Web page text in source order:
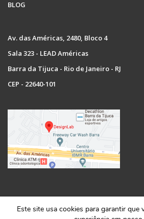
BLOG
Av. das Américas, 2480, Bloco 4
Sala 323 - LEAD Américas
Barra da Tijuca - Rio de Janeiro - RJ
CEP - 22640-101
Copyright © 2022 Designlab. Todos os
Razão social: GD Comunicações e
Este site usa cookies para garantir que